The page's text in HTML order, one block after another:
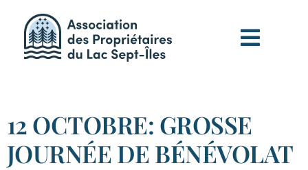
contenu
12 OCTOBRE: GROSSE
JOURNÉE DE BÉNÉVOLAT